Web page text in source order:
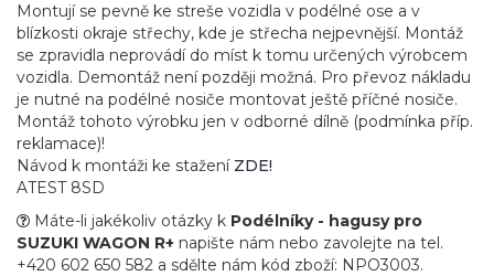
Montují se pevně ke streše vozidla v podélné ose a v
blízkosti okraje střechy, kde je střecha nejpevnější. Montáž
se zpravidla neprovádí do míst k tomu určených výrobcem
vozidla. Demontáž není později možná. Pro převoz nákladu
je nutné na podélné nosiče montovat ještě příčné nosiče.
Montáž tohoto výrobku jen v odborné dílně (podmínka příp.
reklamace)!
Návod k montáži ke stažení ZDE!
ATEST 8SD
Máte-li jakékoliv otázky k Podélníky - hagusy pro
SUZUKI WAGON R+ napište nám nebo zavolejte na tel.
+420 602 650 582 a sdělte nám kód zboží: NPO3003.